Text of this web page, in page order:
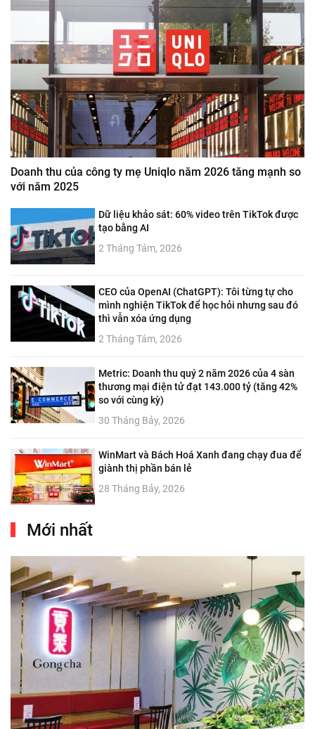
Doanh thu của công ty mẹ Uniqlo năm 2026 tăng mạnh so
với năm 2025
Dữ liệu khảo sát: 60% video trên TikTok được
tạo bằng AI
2 Tháng Tám, 2026
CEO của OpenAI (ChatGPT): Tôi từng tự cho
mình nghiện TikTok để học hỏi nhưng sau đó
thì vẫn xóa ứng dụng
2 Tháng Tám, 2026
Metric: Doanh thu quý 2 năm 2026 của 4 sàn
thương mại điện tử đạt 143.000 tỷ (tăng 42%
so với cùng kỳ)
30 Tháng Bảy, 2026
WinMart và Bách Hoá Xanh đang chạy đua để
giành thị phần bán lẻ
28 Tháng Bảy, 2026
Mới nhất